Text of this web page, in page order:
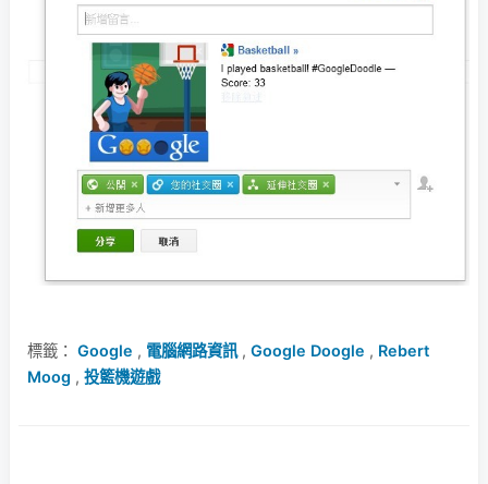
標籤： Google , 電腦網路資訊, Google Doogle , Rebert
Moog , 投籃機遊戲